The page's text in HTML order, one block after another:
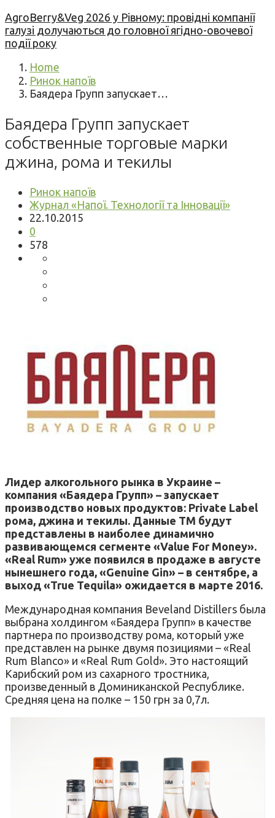
AgroBerry&Veg 2026 у Рівному: провідні компанії
галузі долучаються до головної ягідно-овочевої
події року
Home
Ринок напоїв
Баядера Групп запускает…
Баядера Групп запускает
собственные торговые марки
джина, рома и текилы
Ринок напоїв
Журнал «Напої. Технології та Інновації»
22.10.2015
0
578
Лидер алкогольного рынка в Украине –
компания «Баядера Групп» – запускает
производство новых продуктов: Private Label
рома, джина и текилы. Данные ТМ будут
представлены в наиболее динамично
развивающемся сегменте «Value For Money».
«Real Rum» уже появился в продаже в августе
нынешнего года, «Genuine Gin» – в сентябре, а
выход «True Tequila» ожидается в марте 2016.
Международная компания Beveland Distillers была
выбрана холдингом «Баядера Групп» в качестве
партнера по производству рома, который уже
представлен на рынке двумя позициями – «Real
Rum Blanco» и «Real Rum Gold». Это настоящий
Карибский ром из сахарного тростника,
произведенный в Доминиканской Республике.
Средняя цена на полке – 150 грн за 0,7л.